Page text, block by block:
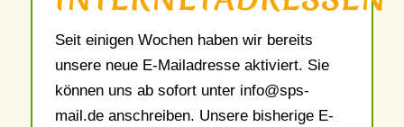
Seit einigen Wochen haben wir bereits
unsere neue E-Mailadresse aktiviert. Sie
können uns ab sofort unter info@sps-
mail.de anschreiben. Unsere bisherige E-